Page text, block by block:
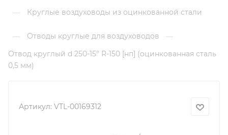
— Круглые воздуховоды из оцинкованной стали
— Отводы круглые для воздуховодов
—
Отвод круглый d 250-15° R-150 [нп] (оцинкованная сталь
0,5 мм)
Артикул: VTL-00169312